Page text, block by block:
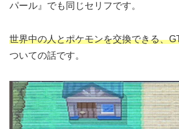
パール』でも同じセリフです。
世界中の人とポケモンを交換できる、
ついての話です。